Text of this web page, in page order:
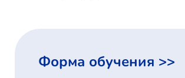
Форма обучения >>